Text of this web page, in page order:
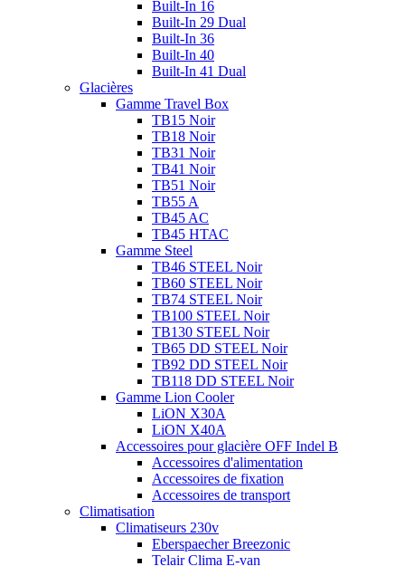
Built-In 16
Built-In 29 Dual
Built-In 36
Built-In 40
Built-In 41 Dual
Glacières
Gamme Travel Box
TB15 Noir
TB18 Noir
TB31 Noir
TB41 Noir
TB51 Noir
TB55 A
TB45 AC
TB45 HTAC
Gamme Steel
TB46 STEEL Noir
TB60 STEEL Noir
TB74 STEEL Noir
TB100 STEEL Noir
TB130 STEEL Noir
TB65 DD STEEL Noir
TB92 DD STEEL Noir
TB118 DD STEEL Noir
Gamme Lion Cooler
LiON X30A
LiON X40A
Accessoires pour glacière OFF Indel B
Accessoires d'alimentation
Accessoires de fixation
Accessoires de transport
Climatisation
Climatiseurs 230v
Eberspaecher Breezonic
Telair Clima E-van